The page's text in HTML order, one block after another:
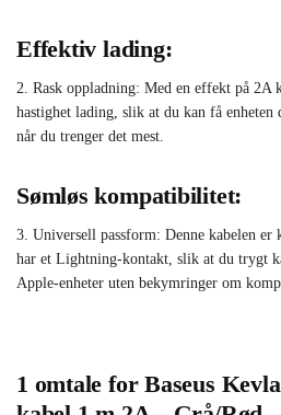
Effektiv lading:
2. Rask oppladning: Med en effekt på 2A
hastighet lading, slik at du kan få
når du trenger det mest.
Sømløs kompatibilitet:
3. Universell passform: Denne kabelen er
har et Lightning-kontakt, slik at du trygt
Apple-enheter uten bekymringer om
1 omtale forBaseus